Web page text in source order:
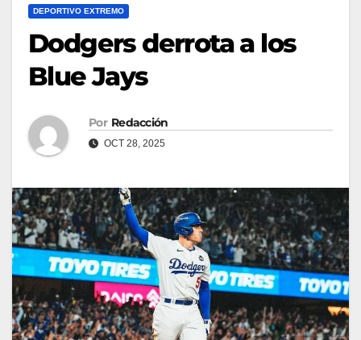
DEPORTIVO EXTREMO
Dodgers derrota a los
Blue Jays
Por Redacción
OCT 28, 2025